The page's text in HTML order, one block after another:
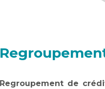
Regroupement de